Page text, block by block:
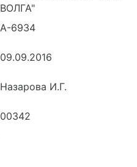
ВОЛГА"
А-6934
09.09.2016
Назарова И.Г.
00342